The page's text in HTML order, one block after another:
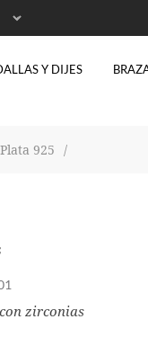
Y DIJES
925 /
zirconias